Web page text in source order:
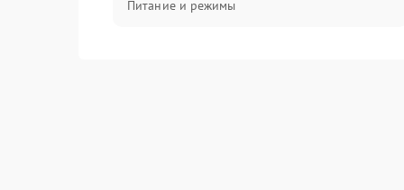
Питание и режимы